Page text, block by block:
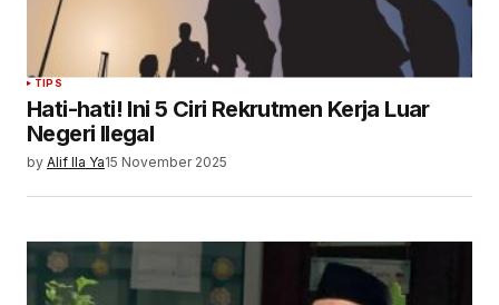
TIPS
Hati-hati! Ini 5 Ciri Rekrutmen Kerja Luar
Negeri Ilegal
by Alif Ila Ya15 November 2025